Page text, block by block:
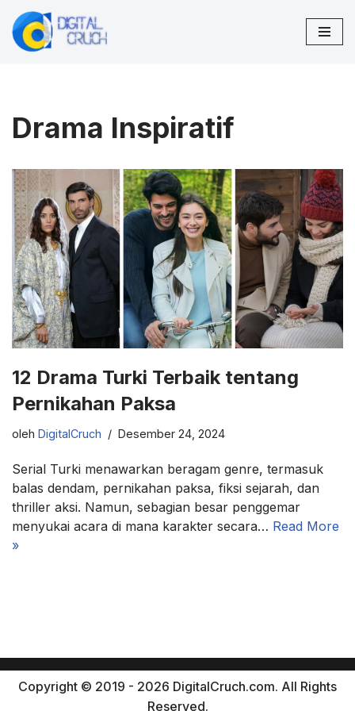
Lompat
Drama Inspiratif
12 Drama Turki Terbaik tentang
Pernikahan Paksa
oleh DigitalCruch Desember 24, 2024
Serial Turki menawarkan beragam genre, termasuk
balas dendam, pernikahan paksa, fiksi sejarah, dan
thriller aksi. Namun, sebagian besar penggemar
menyukai acara di mana karakter secara… Read More
»
Copyright © 2019 - 2026 DigitalCruch.com. All Rights
Reserved.